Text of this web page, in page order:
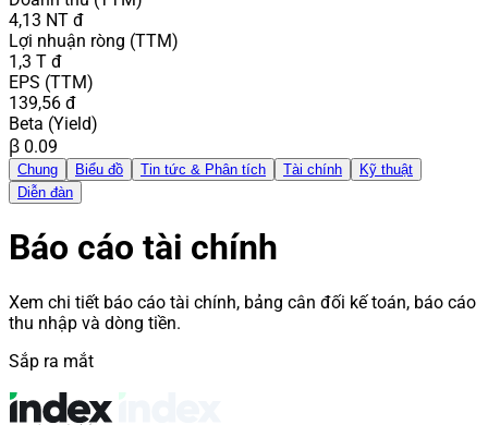
4,13 NT đ
Lợi nhuận ròng (TTM)
1,3 T đ
EPS (TTM)
139,56 đ
Beta (Yield)
β 0.09
Chung Biểu đồ Tin tức & Phân tích Tài chính
Kỹ thuật
Diễn đàn
Báo cáo tài chính
Xem chi tiết báo cáo tài chính, bảng cân đối kế toán, báo cáo
thu nhập và dòng tiền.
Sắp ra mắt